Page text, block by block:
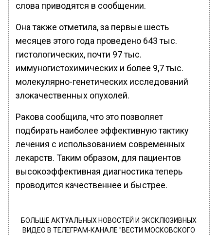
слова приводятся в сообщении.
Она также отметила, за первые шесть
месяцев этого года проведено 643 тыс.
гистологических, почти 97 тыс.
иммуногистохимических и более 9,7 тыс.
молекулярно-генетических исследований
злокачественных опухолей.
Ракова сообщила, что это позволяет
подбирать наиболее эффективную тактику
лечения с использованием современных
лекарств. Таким образом, для пациентов
высокоэффективная диагностика теперь
проводится качественнее и быстрее.
БОЛЬШЕ АКТУАЛЬНЫХ НОВОСТЕЙ И ЭКСКЛЮЗИВНЫХ
ВИДЕО В ТЕЛЕГРАМ-КАНАЛЕ "ВЕСТИ МОСКОВСКОГО